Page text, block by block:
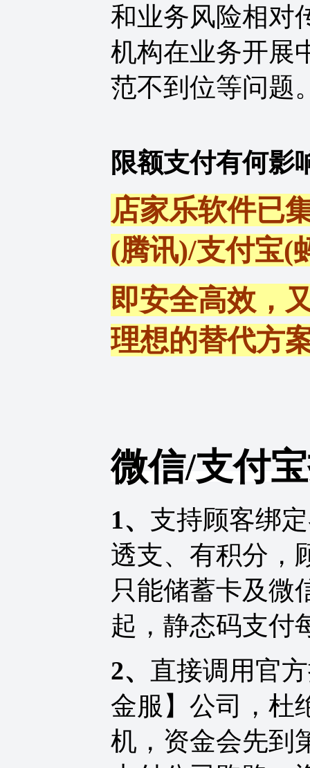
和业务风险相对
机构在业务开展
范不到位等问题
限额支付有何影
店家乐软件已
(腾讯)/支付宝(
即安全高效，
理想的替代方
微信/支付
1、 支持顾客绑
透支、有积分，
只能储蓄卡及微
起，静态码支付
2、 直接调用官
金服】公司，杜
机，资金会先到